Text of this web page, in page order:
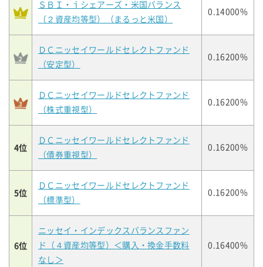
ＳＢＩ・ｉシェアーズ・米国バランス
（２資産均等型）（まるっと米国）
0.14000%
ＤＣニッセイワールドセレクトファンド
（安定型）
0.16200%
ＤＣニッセイワールドセレクトファンド
（株式重視型）
0.16200%
4位
ＤＣニッセイワールドセレクトファンド
（債券重視型）
0.16200%
5位
ＤＣニッセイワールドセレクトファンド
（標準型）
0.16200%
6位
ニッセイ・インデックスバランスファン
ド（４資産均等型）＜購入・換金手数料
なし＞
0.16400%